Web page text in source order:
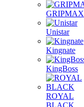
GRIPMAX
Unistar
Kingnate
KingBoss
ROYAL
BLACK